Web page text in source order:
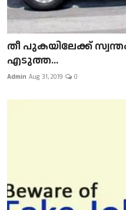
​​​​​​​തീ പുകയിലേക്ക്
എടുത്ത...
Admin Aug 31, 2019 0